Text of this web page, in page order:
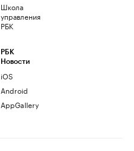
Школа
управления
РБК
РБК
Новости
iOS
Android
AppGallery